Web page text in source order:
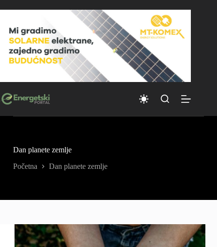
to
Dan planete zemlje
Početna Dan planete zemlje